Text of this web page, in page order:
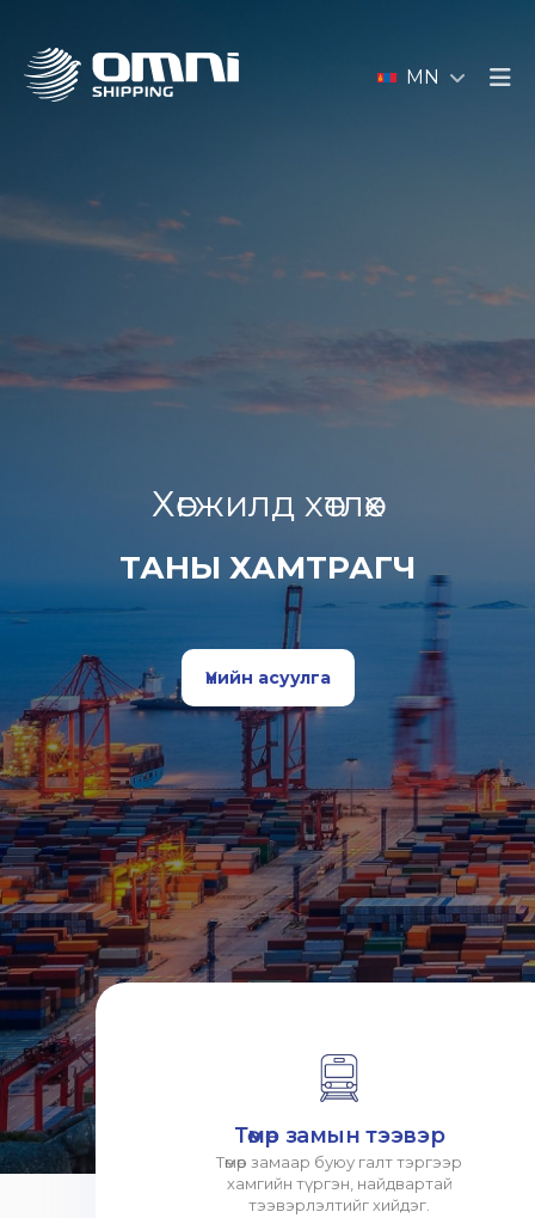
MN
Хөгжилд хөтлөх
ТАНЫ ХАМТРАГЧ
Үнийн асуулга
Төмөр замын тээвэр
Төмөр замаар буюу галт тэргээр
хамгийн түргэн, найдвартай
тээвэрлэлтийг хийдэг.